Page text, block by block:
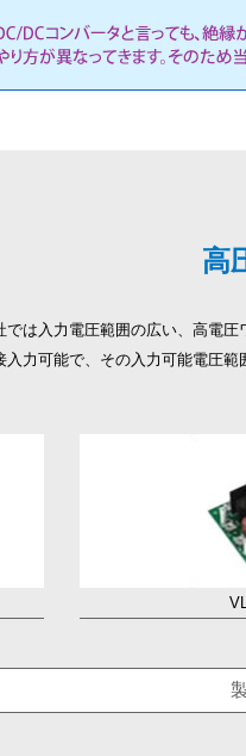
高
は入力電圧範囲の広い、高電
力可能で、その入力可能電圧